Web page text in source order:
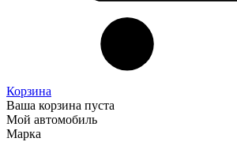
Корзина
Ваша корзина пуста
Мой автомобиль
Марка